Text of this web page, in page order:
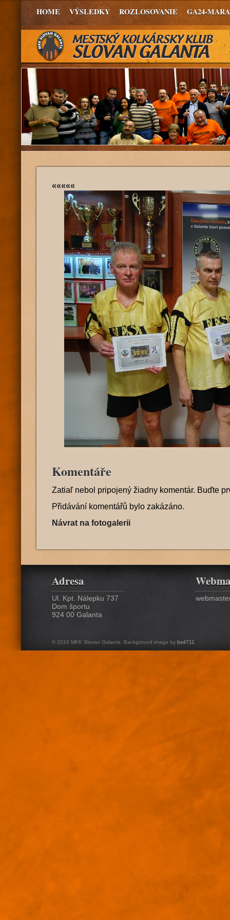
HOME VÝSLEDKY ROZLOSOVANIE GA24-
«««««
Komentáře
Zatiaľ nebol pripojený žiadny komentár. Buďte
Přidávání komentářů bylo zakázáno.
Návrat na fotogalerii
Adresa
Ul. Kpt. Nálepku 737
Dom športu
924 00 Galanta
© 2016 MKK Slovan Galanta. Background image by bs4711